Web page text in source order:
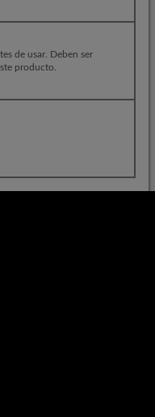
de usar. Deben ser
producto.